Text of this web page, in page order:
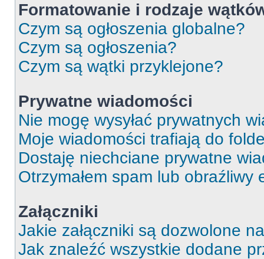
Formatowanie i rodzaje
Czym są ogłoszenia globalne?
Czym są ogłoszenia?
Czym są wątki przyklejone?
Prywatne wiadomości
Nie mogę wysyłać prywatnych
Moje wiadomości trafiają do
Dostaję niechciane prywatne
Otrzymałem spam lub
Załączniki
Jakie załączniki są dozwolone
Jak znaleźć wszystkie dodane